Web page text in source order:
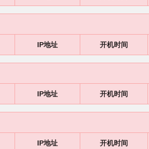
IP地址 开机时间
IP地址 开机时间
IP地址 开机时间